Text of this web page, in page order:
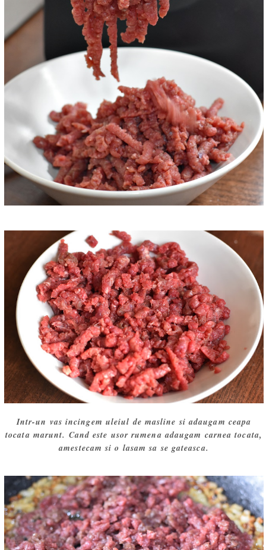
Intr-un vas incingem uleiul de masline si adaugam ceapa
tocata marunt. Cand este usor rumena adaugam carnea tocata,
amestecam si o lasam sa se gateasca.